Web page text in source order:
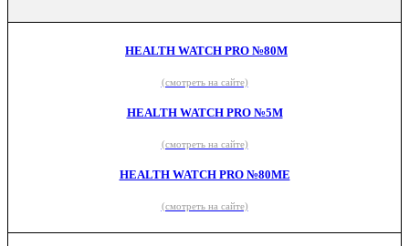
HEALTH WATCH PRO №80M
(смотреть на сайте)
HEALTH WATCH PRO №5M
(смотреть на сайте)
HEALTH WATCH PRO №80ME
(смотреть на сайте)